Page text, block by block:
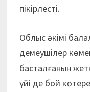
пікірлесті.
Облыс әкімі
демеушілер
басталғанын
үйі де бой